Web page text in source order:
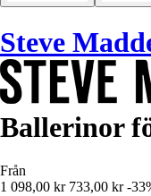
Steve
Ballerinor
Från
1 098,00 kr 733,00 kr -